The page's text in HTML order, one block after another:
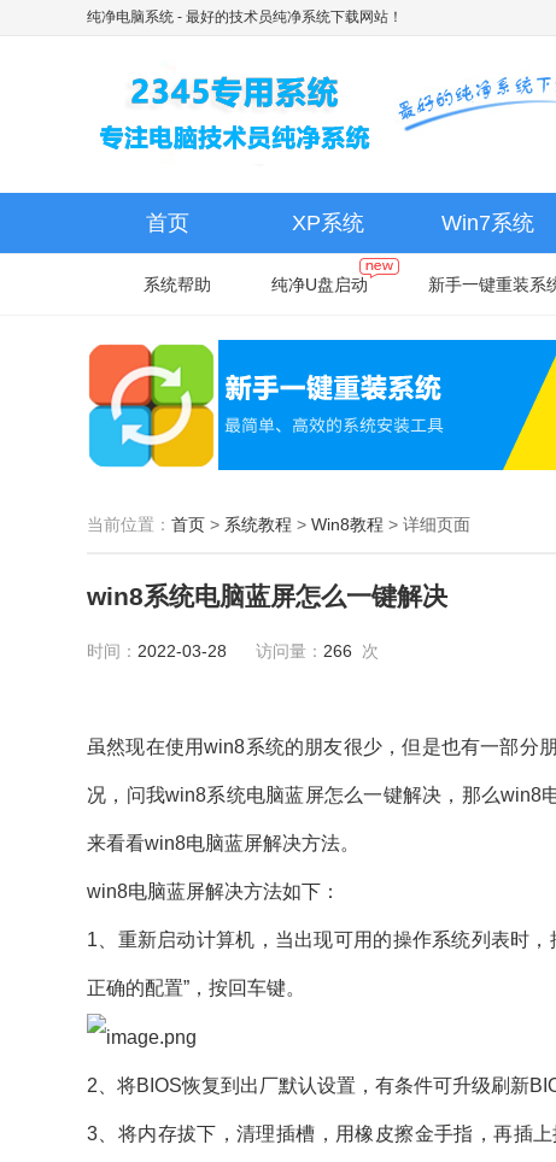
纯净电脑系统 - 最好的技术员纯净系统下载网站！
首页 XP系统 Win7系统
系统帮助 纯净U盘启动 新手一键重装系
当前位置： 首页 > 系统教程 > Win8教程 > 详细页面
win8系统电脑蓝屏怎么一键解决
时间： 2022-03-28 访问量： 266 次
虽然现在使用win8系统的朋友很少，但是也有一部分
况，问我win8系统电脑蓝屏怎么一键解决，那么win8
来看看win8电脑蓝屏解决方法。
win8电脑蓝屏解决方法如下：
1、重新启动计算机，当出现可用的操作系统列表时
正确的配置”，按回车键。
2、将BIOS恢复到出厂默认设置，有条件可升级刷新
3、将内存拔下，清理插槽，用橡皮擦金手指，再插